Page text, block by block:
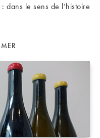
dans le sens de l’histoire